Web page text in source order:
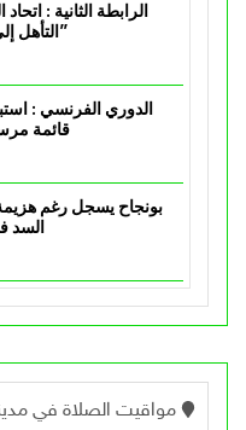
الرابطة الثانية :
التأهل إلى “البلاي أوف”
الدوري الفرنسي :
قائمة
بونجاح يسجل رغم
السد